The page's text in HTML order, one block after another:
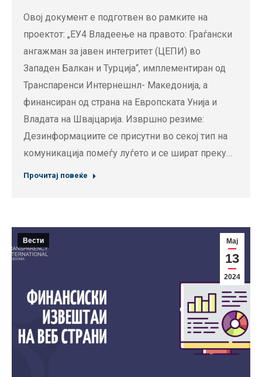
Овој документ е подготвен во рамките на
проектот: „ЕУ4 Владеење на правото: Граѓански
ангажман за јавен интегритет (ЦЕПИ) во
Западен Балкан и Турција“, имплементиран од
Транспаренси Интернешнл- Македонија, а
финансиран од страна на Европската Унија и
Владата на Швајцарија. Извршно резиме:
Дезинформациите се присутни во секој тип на
комуникација помеѓу луѓето и се шират преку…
Прочитај повеќе
Мај
13
2024
Вести